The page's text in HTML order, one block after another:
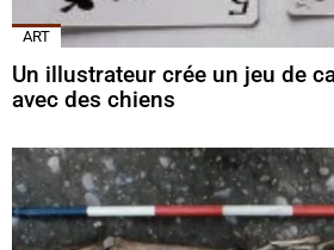
ART
Un illustrateur crée un jeu de
avec des chiens